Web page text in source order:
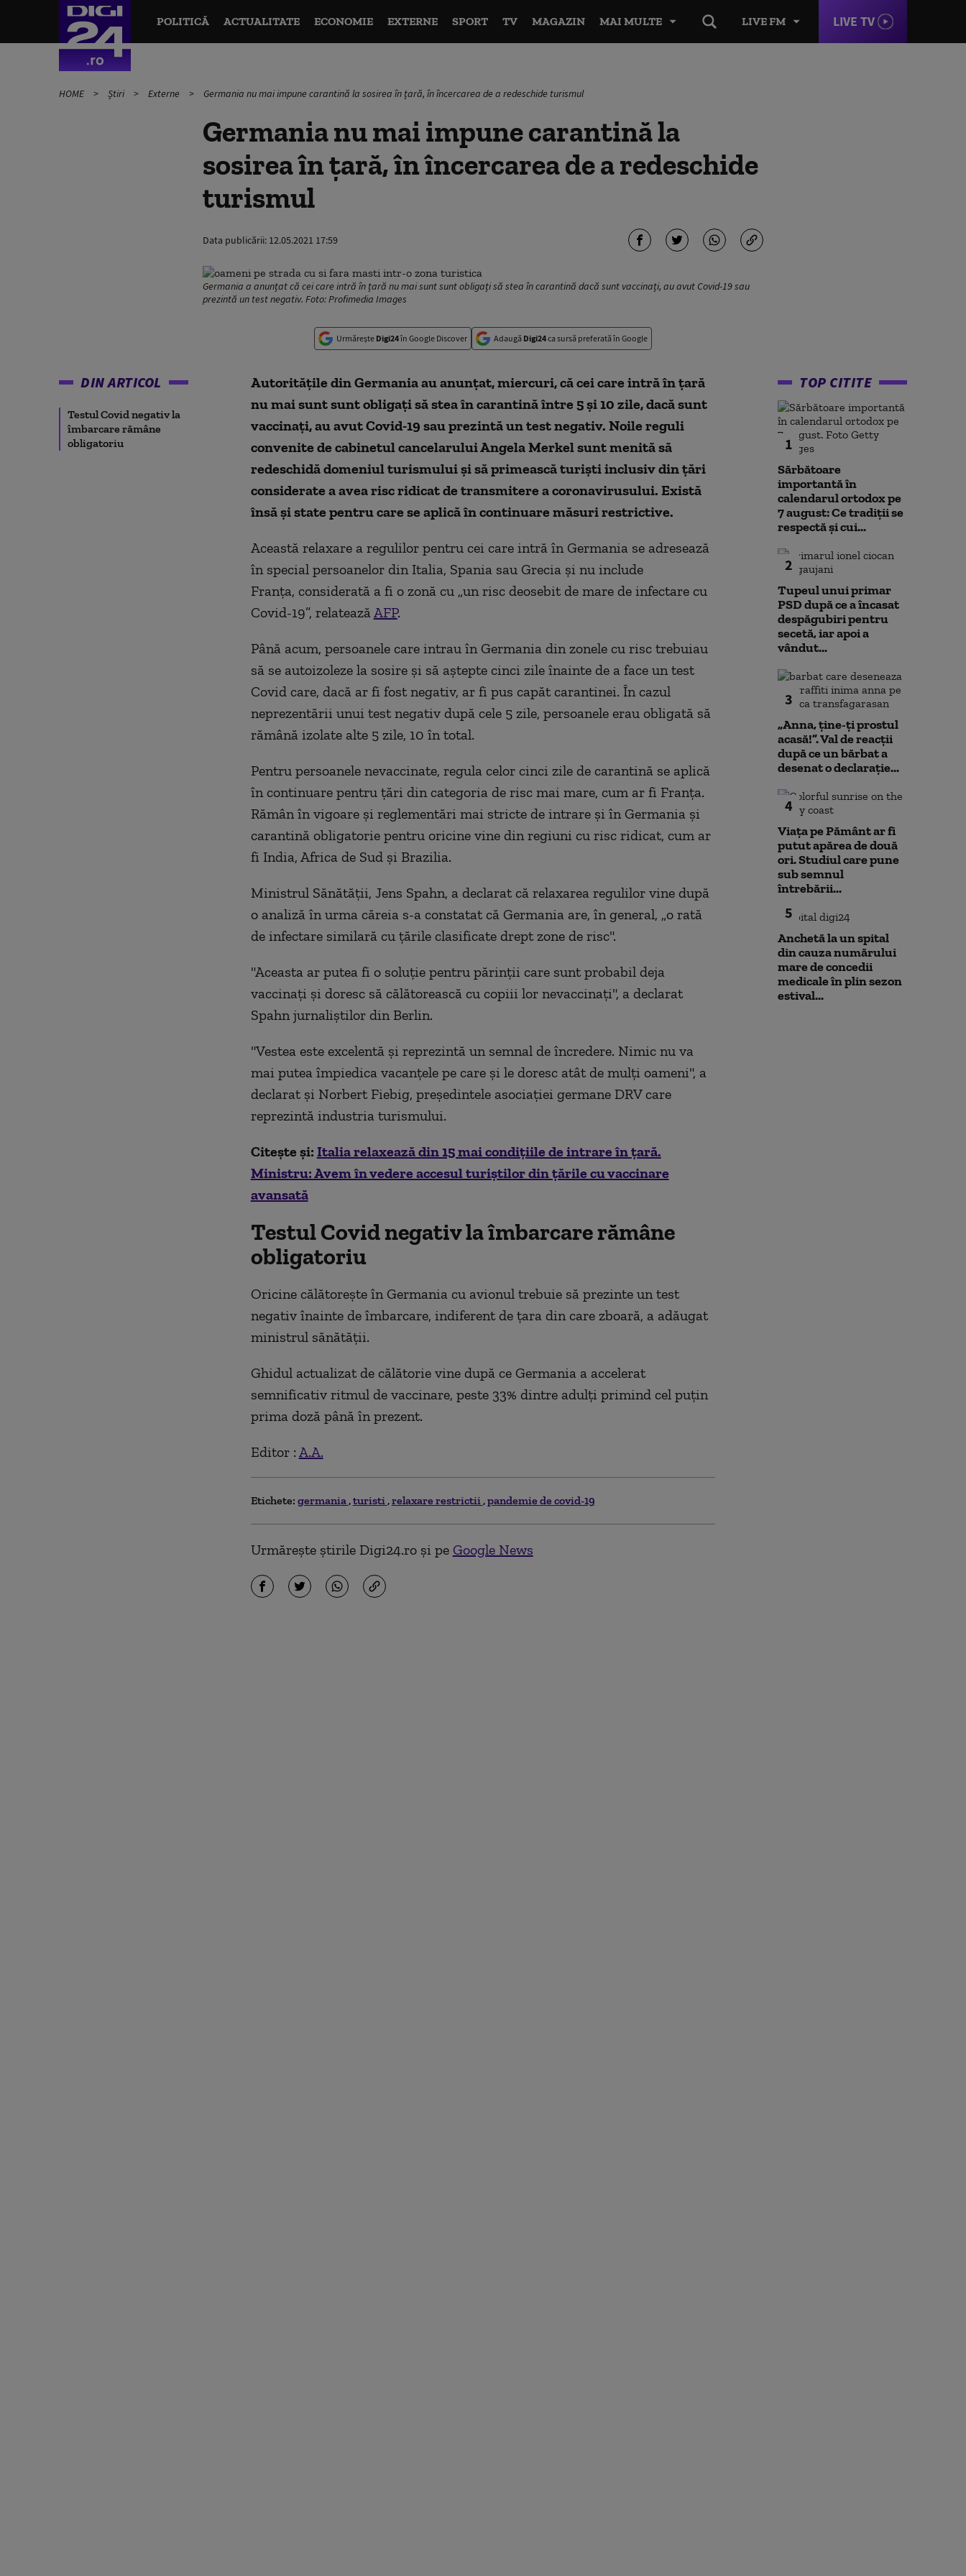
LIVE FM LIVE TV
POLITICĂ ACTUALITATE ECONOMIE EXTERNE SPORT TV MAGAZIN MAI MULTE
HOME Știri Externe Germania nu mai impune carantină la sosirea în țară, în încercarea de a redeschide turismul
Germania nu mai impune carantină la
sosirea în țară, în încercarea de a redeschide
turismul
Data publicării: 12.05.2021 17:59
Germania a anunțat că cei care intră în țară nu mai sunt sunt obligați să stea în carantină dacă sunt vaccinați, au avut Covid-19 sau
prezintă un test negativ. Foto: Profimedia Images
Urmărește Digi24în Google Discover Adaugă Digi24ca sursă preferată în Google
DIN ARTICOL
Testul Covid negativ la
îmbarcare rămâne
obligatoriu
Autoritățile din Germania au anunțat, miercuri, că cei care intră în țară
nu mai sunt sunt obligați să stea în carantină între 5 și 10 zile, dacă sunt
vaccinați, au avut Covid-19 sau prezintă un test negativ. Noile reguli
convenite de cabinetul cancelarului Angela Merkel sunt menită să
redeschidă domeniul turismului și să primească turiști inclusiv din țări
considerate a avea risc ridicat de transmitere a coronavirusului. Există
însă și state pentru care se aplică în continuare măsuri restrictive.
Această relaxare a regulilor pentru cei care intră în Germania se adresează
în special persoanelor din Italia, Spania sau Grecia și nu include
Franța, considerată a fi o zonă cu „un risc deosebit de mare de infectare cu
Covid-19”, relateazăAFP.
Până acum, persoanele care intrau în Germania din zonele cu risc trebuiau
să se autoizoleze la sosire și să aștepte cinci zile înainte de a face un test
Covid care, dacă ar fi fost negativ, ar fi pus capăt carantinei. În cazul
neprezentării unui test negativ după cele 5 zile, persoanele erau obligată să
rămână izolate alte 5 zile, 10 în total.
Pentru persoanele nevaccinate, regula celor cinci zile de carantină se aplică
în continuare pentru țări din categoria de risc mai mare, cum ar fi Franța.
Rămân în vigoare și reglementări mai stricte de intrare și în Germania și
carantină obligatorie pentru oricine vine din regiuni cu risc ridicat, cum ar
fi India, Africa de Sud și Brazilia.
Ministrul Sănătății, Jens Spahn, a declarat că relaxarea regulilor vine după
o analiză în urma căreia s-a constatat că Germania are, în general, „o rată
de infectare similară cu țările clasificate drept zone de risc".
"Aceasta ar putea fi o soluție pentru părinții care sunt probabil deja
vaccinați și doresc să călătorească cu copiii lor nevaccinați", a declarat
Spahn jurnaliștilor din Berlin.
"Vestea este excelentă şi reprezintă un semnal de încredere. Nimic nu va
mai putea împiedica vacanţele pe care şi le doresc atât de mulţi oameni", a
declarat și Norbert Fiebig, preşedintele asociaţiei germane DRV care
reprezintă industria turismului.
Citește și: Italia relaxează din 15 mai condiţiile de intrare în ţară.
Ministru: Avem în vedere accesul turiștilor din țările cu vaccinare
avansată
Testul Covid negativ la îmbarcare rămâne
obligatoriu
Oricine călătorește în Germania cu avionul trebuie să prezinte un test
negativ înainte de îmbarcare, indiferent de țara din care zboară, a adăugat
ministrul sănătății.
Ghidul actualizat de călătorie vine după ce Germania a accelerat
semnificativ ritmul de vaccinare, peste 33% dintre adulți primind cel puțin
prima doză până în prezent.
Editor : A.A.
Etichete: germania turisti relaxare restrictii pandemie de covid-19
Urmărește știrile Digi24.ro și pe Google News
TOP CITITE
1
Sărbătoare
importantă în
calendarul ortodox pe
7 august: Ce tradiții se
respectă și cui...
2
Tupeul unui primar
PSD după ce a încasat
despăgubiri pentru
secetă, iar apoi a
vândut...
3
„Anna, ţine-ţi prostul
acasă!”. Val de reacții
după ce un bărbat a
desenat o declarație...
4
Viața pe Pământ ar fi
putut apărea de două
ori. Studiul care pune
sub semnul
întrebării...
5
Anchetă la un spital
din cauza numărului
mare de concedii
medicale în plin sezon
estival...